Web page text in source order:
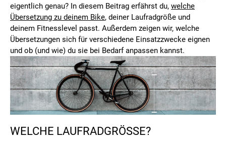
eigentlich genau? In diesem Beitrag erfährst du, welche
Übersetzung zu deinem Bike, deiner Laufradgröße und
deinem Fitnesslevel passt. Außerdem zeigen wir, welche
Übersetzungen sich für verschiedene Einsatzzwecke eignen
und ob (und wie) du sie bei Bedarf anpassen kannst.
WELCHE LAUFRADGRÖSSE?